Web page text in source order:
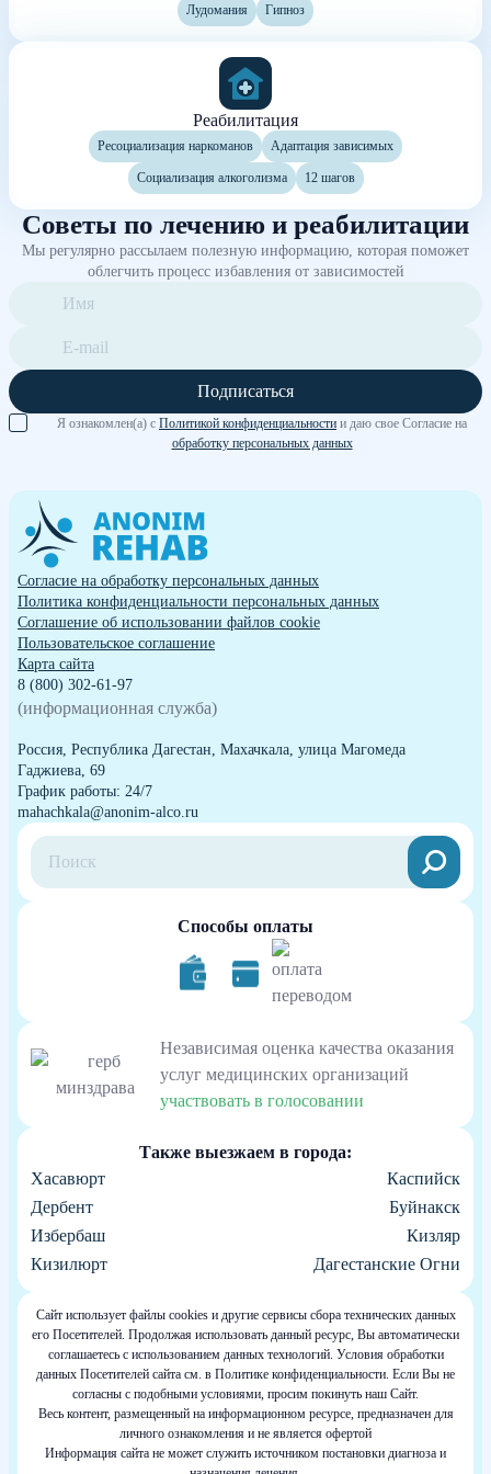
Лудомания Гипноз
Реабилитация
Ресоциализация наркоманов Адаптация зависимых
Социализация алкоголизма 12 шагов
Советы по лечению и реабилитации
Мы регулярно рассылаем полезную информацию, которая поможет
облегчить процесс избавления от зависимостей
Подписаться
Я ознакомлен(а) с Политикой конфиденциальности и даю свое Согласие на
обработку персональных данных
Согласие на обработку персональных данных
Политика конфиденциальности персональных данных
Cоглашение об использовании файлов cookie
Пользовательское соглашение
Карта сайта
8 (800) 302-61-97
(информационная служба)
Россия, Республика Дагестан, Махачкала, улица Магомеда
Гаджиева, 69
График работы: 24/7
mahachkala@anonim-alco.ru
Способы оплаты
Независимая оценка качества оказания
услуг медицинских организаций
участвовать в голосовании
Также выезжаем в города:
Хасавюрт
Каспийск
Дербент
Буйнакск
Избербаш
Кизляр
Кизилюрт
Дагестанские Огни
Сайт использует файлы cookies и другие сервисы сбора технических данных
его Посетителей. Продолжая использовать данный ресурс, Вы автоматически
соглашаетесь с использованием данных технологий. Условия обработки
данных Посетителей сайта см. в Политике конфиденциальности. Если Вы не
согласны с подобными условиями, просим покинуть наш Сайт.
Весь контент, размещенный на информационном ресурсе, предназначен для
личного ознакомления и не является офертой
Информация сайта не может служить источником постановки диагноза и